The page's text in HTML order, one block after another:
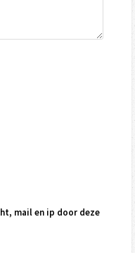
mail en ip door deze